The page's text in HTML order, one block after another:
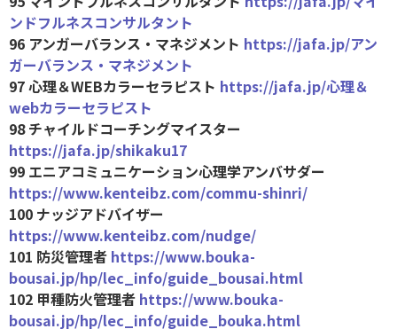
ンドフルネスコンサルタント
96 アンガーバランス・マネジメント https://jafa.jp/アン
ガーバランス・マネジメント
97 心理＆WEBカラーセラピスト https://jafa.jp/心理＆
webカラーセラピスト
98 チャイルドコーチングマイスター
https://jafa.jp/shikaku17
99 エニアコミュニケーション心理学アンバサダー
https://www.kenteibz.com/commu-shinri/
100 ナッジアドバイザー
https://www.kenteibz.com/nudge/
101 防災管理者 https://www.bouka-
bousai.jp/hp/lec_info/guide_bousai.html
102 甲種防火管理者 https://www.bouka-
bousai.jp/hp/lec_info/guide_bouka.html